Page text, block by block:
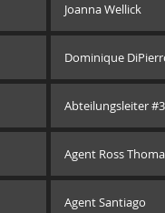
Joanna Wellick
Dominique
Abteilungsleiter #3
Agent Ross
Agent Santiago